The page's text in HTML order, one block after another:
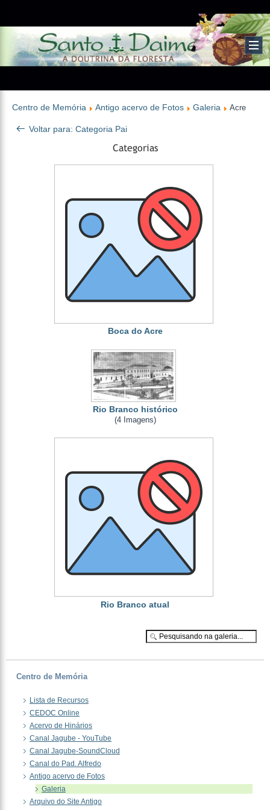
Centro de Memória Antigo acervo de Fotos Galeria Acre
Voltar para: Categoria Pai
Categorias
Boca do Acre
Rio Branco histórico
(4 Imagens)
Rio Branco atual
Centro de Memória
Lista de Recursos
CEDOC Online
Acervo de Hinários
Canal Jagube - YouTube
Canal Jagube-SoundCloud
Canal do Pad. Alfredo
Antigo acervo de Fotos
Galeria
Arquivo do Site Antigo